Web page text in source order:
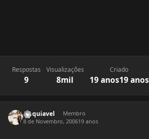
Respostas
9
Visualizações
8mil
Criado
19 anos19 anos
Maquiavel
Membro
8 de Novembro, 200619 anos